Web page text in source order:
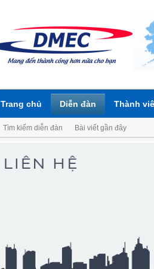
Trang chủ Diễn đàn
Tìm kiếm diễn đàn Bài viết gần đây
Thành